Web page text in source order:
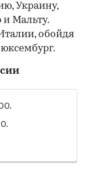
Украину,
Мальту.
обойдя